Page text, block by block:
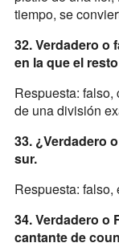
tiempo, se
32. Verdadero o
en la que el
Respuesta:
de una división
33. ¿Verdadero
sur.
Respuesta: falso,
34. Verdadero o
cantante de